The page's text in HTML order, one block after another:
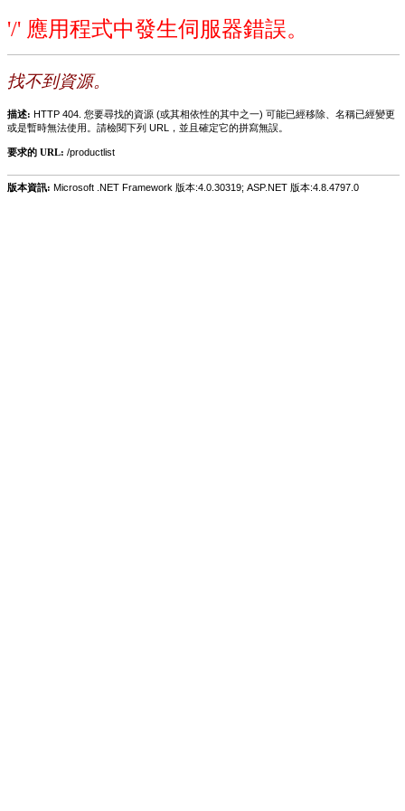
'/' 應用程式中發生伺服器錯誤。
找不到資源。
描述: HTTP 404. 您要尋找的資源 (或其相依性的其中之一) 可能已經移除、名稱已經變更
或是暫時無法使用。請檢閱下列 URL，並且確定它的拼寫無誤。
要求的 URL: /productlist
版本資訊: Microsoft .NET Framework 版本:4.0.30319; ASP.NET 版本:4.8.4797.0